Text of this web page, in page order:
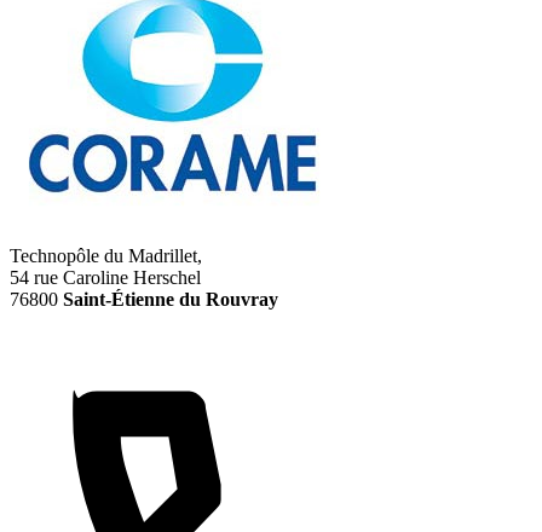
Technopôle du Madrillet,
54 rue Caroline Herschel
76800 Saint-Étienne du Rouvray